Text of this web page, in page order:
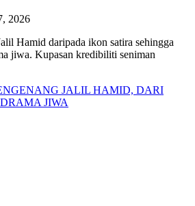
2026
Hamid daripada ikon satira sehingga
jiwa. Kupasan kredibiliti seniman
JALIL HAMID, DARI
JIWA